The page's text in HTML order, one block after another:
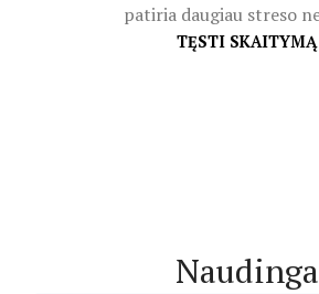
patiria daugiau streso
TĘSTI SKAITYMĄ
Naudinga